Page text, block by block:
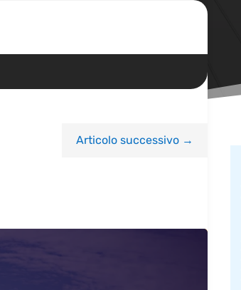
Articolo successivo→